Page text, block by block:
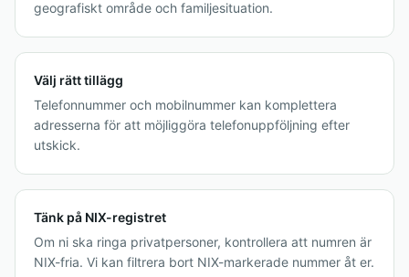
geografiskt område och familjesituation.
Välj rätt tillägg
Telefonnummer och mobilnummer kan komplettera
adresserna för att möjliggöra telefonuppföljning efter
utskick.
Tänk på NIX-registret
Om ni ska ringa privatpersoner, kontrollera att numren är
NIX-fria. Vi kan filtrera bort NIX-markerade nummer åt er.